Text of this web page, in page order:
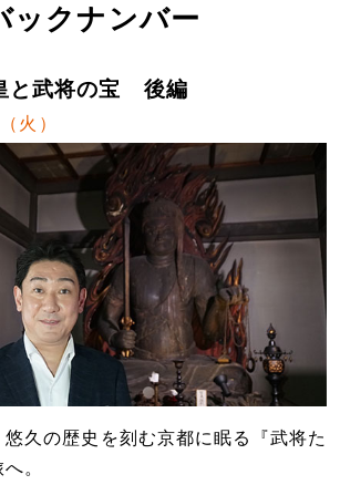
ックナンバー
と武将の宝 後編
火）
久の歴史を刻む京都に眠る『武将た
。